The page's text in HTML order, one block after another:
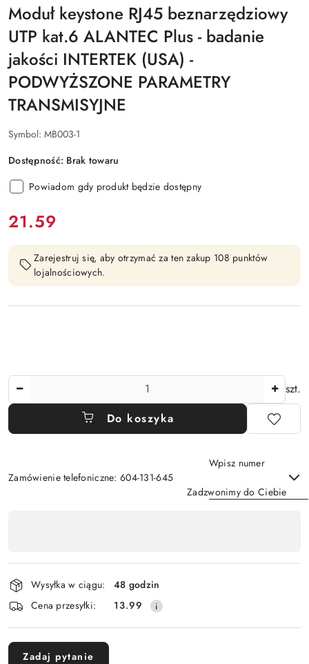
Moduł keystone RJ45 beznarzędziowy
UTP kat.6 ALANTEC Plus - badanie
jakości INTERTEK (USA) -
PODWYŻSZONE PARAMETRY
TRANSMISYJNE
Symbol: MB003-1
Dostępność: Brak towaru
Powiadom gdy produkt będzie dostępny
cena:
21.59
Zarejestruj się, aby otrzymać za ten zakup 108 punktów
lojalnościowych.
szt.
Do koszyka
Zamówienie telefoniczne: 604-131-645
Wpisz numer
Zadzwonimy do Ciebie
płatność
i
dostawa
Wysyłka w ciągu:
48 godzin
Cena przesyłki:
13.99
Zadaj pytanie